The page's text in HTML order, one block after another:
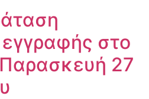
στο
27